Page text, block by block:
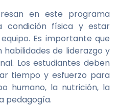
en este programa
condición física y estar
Es importante que
de liderazgo y
Los estudiantes deben
tiempo y esfuerzo para
humano, la nutrición, la
pedagogía.